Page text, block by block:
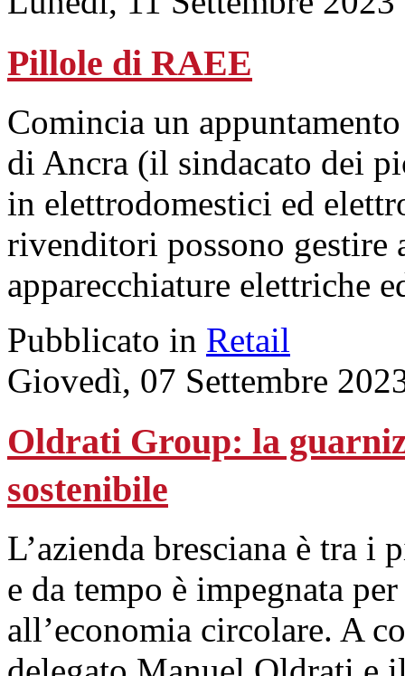
Pillole di RAEE
Comincia un
di Ancra (il sindacato dei
in elettrodomestici ed
rivenditori possono
apparecchiature elettriche
Pubblicato in Retail
Giovedì, 07 Settembre
Oldrati Group: la
sostenibile
L’azienda bresciana è tra
e da tempo è impegnata
all’economia circolare. A